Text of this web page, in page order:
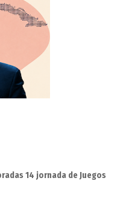
14 jornada de Juegos